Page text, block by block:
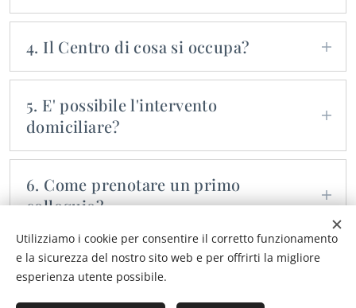
Il Centro eroga servizi rivolti alla persona
in tutte le fasce di vita.
4. Il Centro di cosa si occupa?
Sostegno psicologico, consulenza tecnica
di parte, consulenza, diagnosi e
valutazione.
5. E' possibile l'intervento
domiciliare?
Assolutamente si. Il Centro promuove
trattamenti domiciliari e online ove
possibile.
6. Come prenotare un primo
colloquio?
Contattacio tramite l'App MioDottore.
Utilizziamo i cookie per consentire il corretto funzionamento
e la sicurezza del nostro sito web e per offrirti la migliore
esperienza utente possibile.